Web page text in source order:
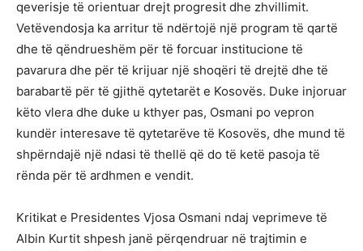
qeverisje të orientuar drejt progresit dhe zhvillimit.
Vetëvendosja ka arritur të ndërtojë një program të qartë
dhe të qëndrueshëm për të forcuar institucione të
pavarura dhe për të krijuar një shoqëri të drejtë dhe të
barabartë për të gjithë qytetarët e Kosovës. Duke injoruar
këto vlera dhe duke u kthyer pas, Osmani po vepron
kundër interesave të qytetarëve të Kosovës, dhe mund të
shpërndajë një ndasi të thellë që do të ketë pasoja të
rënda për të ardhmen e vendit.
Kritikat e Presidentes Vjosa Osmani ndaj veprimeve të
Albin Kurtit shpesh janë përqendruar në trajtimin e